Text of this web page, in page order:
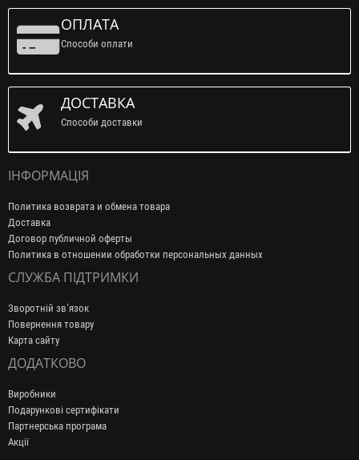
ОПЛАТА
Способи оплати
ДОСТАВКА
Способи доставки
ІНФОРМАЦІЯ
Политика возврата и обмена товара
Доставка
Договор публичной оферты
Политика в отношении обработки персональных данных
СЛУЖБА ПІДТРИМКИ
Зворотній зв’язок
Повернення товару
Карта сайту
ДОДАТКОВО
Виробники
Подарункові сертифікати
Партнерська програма
Акції